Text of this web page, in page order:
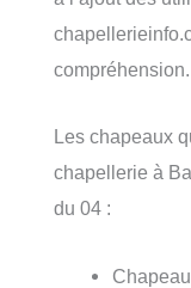
compréhension.
Les chapeaux
chapellerie à
du 04 :